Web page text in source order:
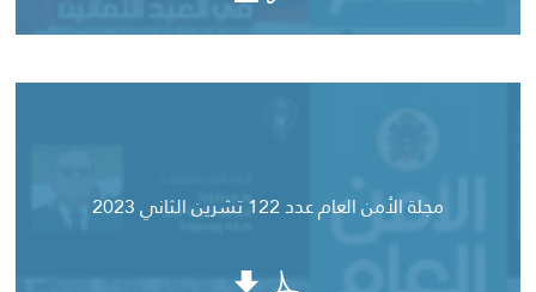
مجلة الأمن العام عدد 122 تشرين الثاني 2023